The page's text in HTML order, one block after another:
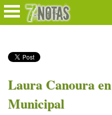
Laura Canoura
Municipal